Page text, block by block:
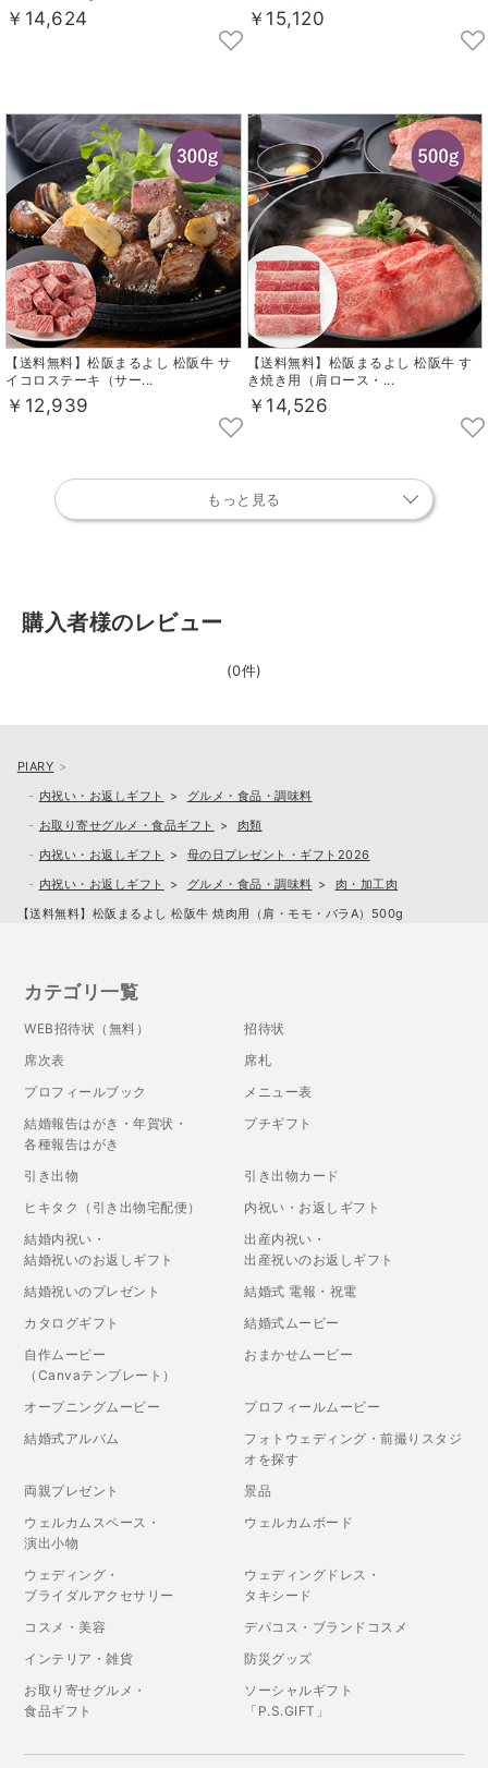
￥14,624 ￥15,120
【送料無料】松阪まるよし 松阪牛 サ
イコロステーキ（サー...
￥12,939
【送料無料】松阪まるよし 松阪牛 す
き焼き用（肩ロース・...
￥14,526
もっと見る
購入者様のレビュー
(0件)
PIARY
内祝い・お返しギフト
グルメ・食品・調味料
お取り寄せグルメ・食品ギフト
肉類
内祝い・お返しギフト
母の日プレゼント・ギフト2026
内祝い・お返しギフト
グルメ・食品・調味料
肉・加工肉
【送料無料】松阪まるよし 松阪牛 焼肉用（肩・モモ・バラA）500g
カテゴリ一覧
WEB招待状（無料）
招待状
席次表
席札
プロフィールブック
メニュー表
結婚報告はがき・年賀状・
各種報告はがき
プチギフト
引き出物
引き出物カード
ヒキタク（引き出物宅配便）
内祝い・お返しギフト
結婚内祝い・
結婚祝いのお返しギフト
出産内祝い・
出産祝いのお返しギフト
結婚祝いのプレゼント
結婚式 電報・祝電
カタログギフト
結婚式ムービー
自作ムービー
（Canvaテンプレート）
おまかせムービー
オープニングムービー
プロフィールムービー
結婚式アルバム
フォトウェディング・前撮りスタジ
オを探す
両親プレゼント
景品
ウェルカムスペース・
演出小物
ウェルカムボード
ウェディング・
ブライダルアクセサリー
ウェディングドレス・
タキシード
コスメ・美容
デパコス・ブランドコスメ
インテリア・雑貨
防災グッズ
お取り寄せグルメ・
食品ギフト
ソーシャルギフト
「P.S.GIFT」